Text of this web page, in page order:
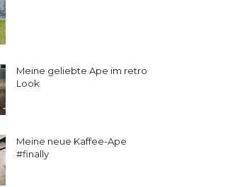
Meine geliebte Ape im retro
Look
Meine neue Kaffee-Ape
#finally